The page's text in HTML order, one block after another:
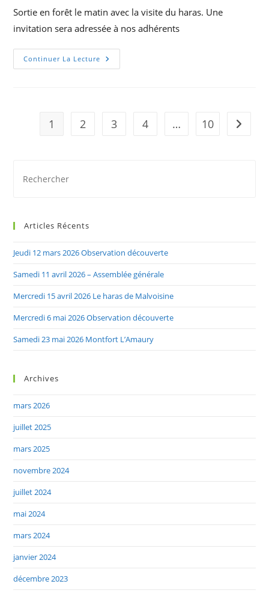
la
publication :
Sortie en forêt le matin avec la visite du haras. Une
invitation sera adressée à nos adhérents
Continuer La Lecture Mercredi
15
Malvoisine
1 2 3 4 … 10 Aller à
Articles Récents
Jeudi 12 mars 2026 Observation découverte
Samedi 11 avril 2026 – Assemblée générale
Mercredi 15 avril 2026 Le haras de Malvoisine
Mercredi 6 mai 2026 Observation découverte
Samedi 23 mai 2026 Montfort L’Amaury
Archives
mars 2026
juillet 2025
mars 2025
novembre 2024
juillet 2024
mai 2024
mars 2024
janvier 2024
décembre 2023